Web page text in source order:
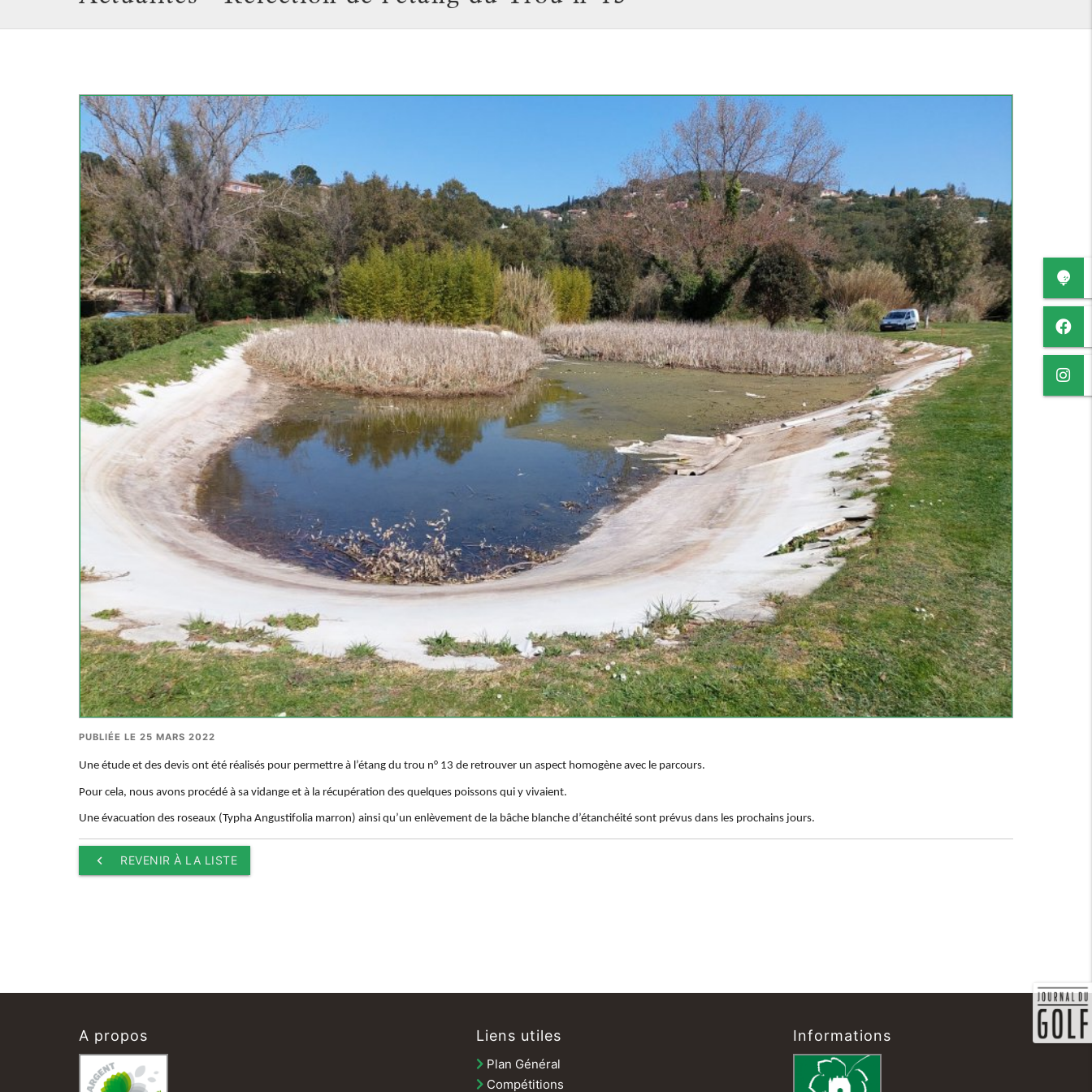
PUBLIÉE LE 25 MARS 2022
Une étude et des devis ont été réalisés pour permettre à l’étang du trou n° 13 de retrouver un aspect homogène avec le parcours.
Pour cela, nous avons procédé à sa vidange et à la récupération des quelques poissons qui y vivaient.
Une évacuation des roseaux (Typha Angustifolia marron) ainsi qu’un enlèvement de la bâche blanche d’étanchéité sont prévus dans les prochains jours.
keyboard_arrow_left REVENIR À LA LISTE
A propos Liens utiles
Plan Général
Compétitions
Informations